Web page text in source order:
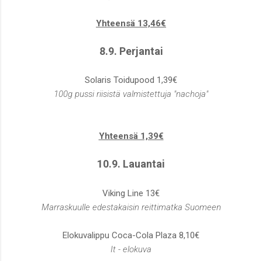
Yhteensä 13,46€
8.9. Perjantai
Solaris Toidupood 1,39€
100g pussi riisistä valmistettuja "nachoja"
Yhteensä 1,39€
10.9. Lauantai
Viking Line 13€
Marraskuulle edestakaisin reittimatka Suomeen
Elokuvalippu Coca-Cola Plaza 8,10€
It - elokuva